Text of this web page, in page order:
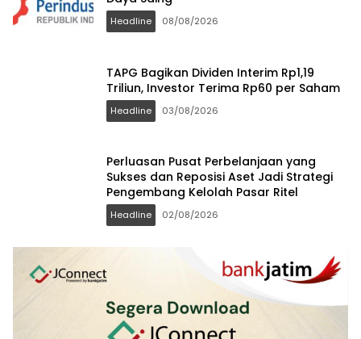
Headline 08/08/2026
TAPG Bagikan Dividen Interim Rp1,19
Triliun, Investor Terima Rp60 per Saham
Headline 03/08/2026
Perluasan Pusat Perbelanjaan yang
Sukses dan Reposisi Aset Jadi Strategi
Pengembang Kelolah Pasar Ritel
Headline 02/08/2026